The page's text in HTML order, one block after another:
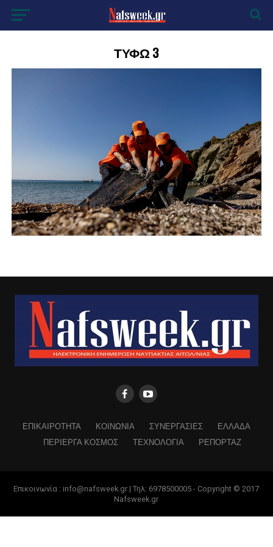
ΤΥΦΩ 3
ΕΠΙΚΑΙΡΟΤΗΤΑ ΚΟΙΝΩΝΙΑ ΣΥΝΕΡΓΑΣΙΕΣ
ΕΛΛΑΔΑ
ΠΕΡΙΕΡΓΑ ΚΟΣΜΟΣ
ΤΕΧΝΟΛΟΓΙΑ ΡΕΠΟΡΤΑΖ
Επικοινωνία : info@nafsweek.gr | Τηλ: 6978500005 - Copyright © 2017
Nafsweek.gr